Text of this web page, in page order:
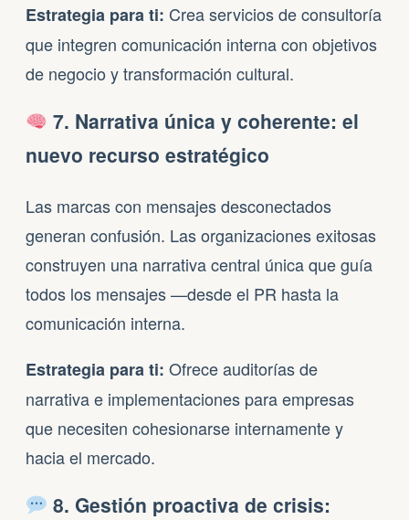
Estrategia para ti: Crea servicios de consultoría
que integren comunicación interna con objetivos
de negocio y transformación cultural.
7. Narrativa única y coherente: el
nuevo recurso estratégico
Las marcas con mensajes desconectados
generan confusión. Las organizaciones exitosas
construyen una narrativa central única que guía
todos los mensajes —desde el PR hasta la
comunicación interna.
Estrategia para ti: Ofrece auditorías de
narrativa e implementaciones para empresas
que necesiten cohesionarse internamente y
hacia el mercado.
8. Gestión proactiva de crisis: